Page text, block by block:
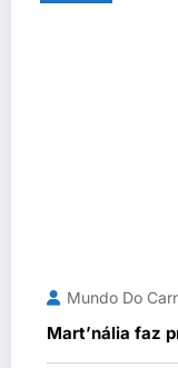
Mundo Do
Mart’nália faz